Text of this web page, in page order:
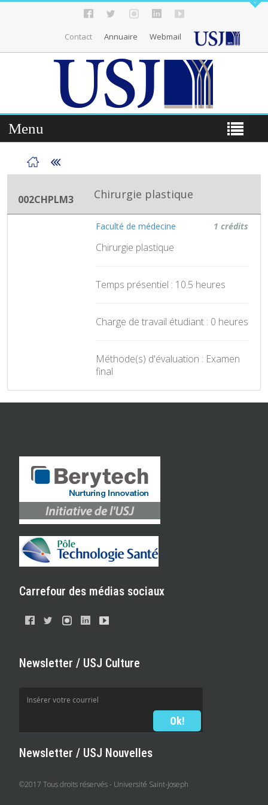
Contact Annuaire Webmail
Menu
002CHPLM3 Chirurgie plastique
Faculté de médecine 1 crédits
Chirurgie plastique
Temps présentiel : 10.5 heures
Charge de travail étudiant : 0 heures
Méthode(s) d'évaluation : Examen
final
Carrefour des médias sociaux
Newsletter / USJ Culture
Newsletter / USJ Nouvelles
©2017 Tous droits réservés - Université Saint-Joseph